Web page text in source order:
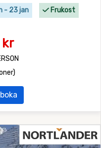
- 23 jan Frukost
kr